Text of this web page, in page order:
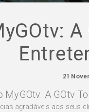
21
MyGOtv: A GOtv
agradáveis aos seus